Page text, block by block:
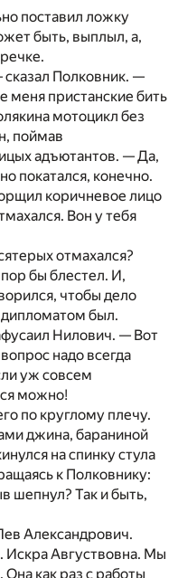
поставил ложку
быть, выплыл, а,
Полковник. —
меня пристанские бить
мотоцикл без
поймав
адъютантов. — Да,
покатался, конечно.
коричневое лицо
Вон у тебя
отмахался?
бы блестел. И,
чтобы дело
был.
Нилович. — Вот
надо всегда
уж совсем
можно!
по круглому плечу.
джина, бараниной
на спинку стула
к Полковнику:
шепнул? Так и быть,
Александрович.
Искра Августвовна. Мы
Она как раз с работы